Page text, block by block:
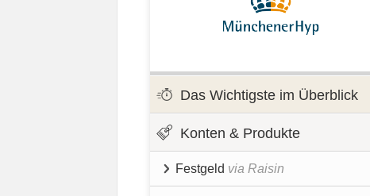
Das Wichtigste im Überblick
Konten & Produkte
Festgeld via Raisin